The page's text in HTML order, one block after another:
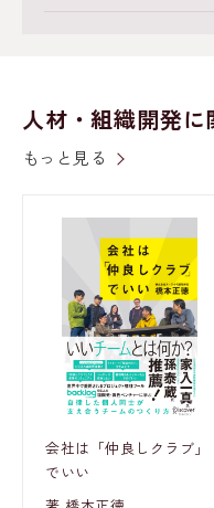
人材・組織開発
もっと見る
会社は「仲良しクラブ」
でいい